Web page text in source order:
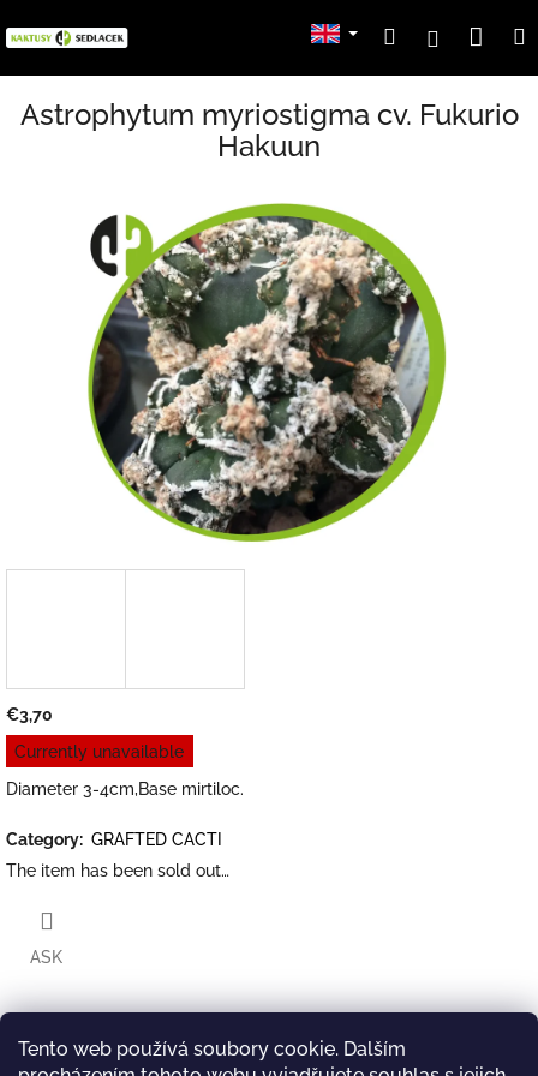
Tento web používá soubory cookie. Dalším
to
SearchLogin
cart
Astrophytum myriostigma cv. Fukurio
Hakuun
€3,70
Measure
price:
Currently unavailable
Diameter 3-4cm,Base mirtiloc.
Category: GRAFTED CACTI
The item has been sold out…
ASK
TwitterFacebook